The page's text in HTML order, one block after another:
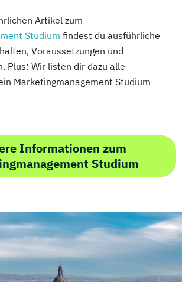
Artikel zum
Studium findest du ausführliche
Voraussetzungen und
Plus: Wir listen dir dazu alle
Marketingmanagement Studium
Informationen zum
Studium